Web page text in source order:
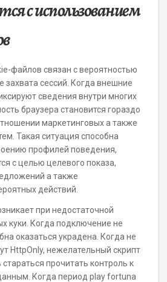
с использованием
файлов связан с вероятностью
сессий. Когда внешние
сведения внутри многих
браузера становится гораздо
маркетинговых а также
Такая ситуация способна
профилей поведения,
с целью целевого показа,
а также
действий.
при недостаточной
куки. Когда подключение не
оказаться украдена. Когда не
HttpOnly, нежелательный скрипт
прочитать контроль к
Когда период play fortuna